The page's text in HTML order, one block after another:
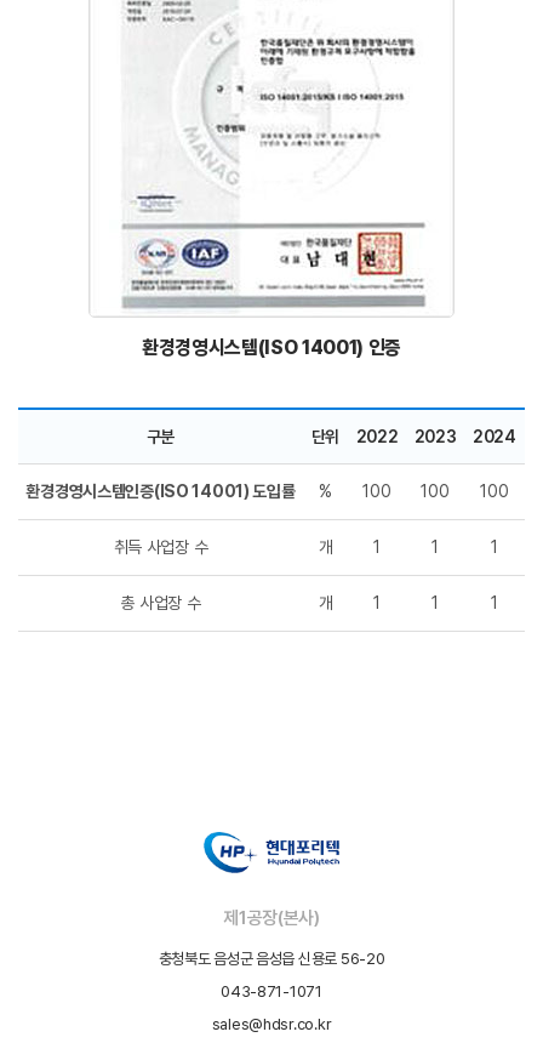
환경경영시스템(ISO 14001) 인증
구분 단위 2022 2023 2024
환경경영시스템인증(ISO 14001) 도입률 % 100 100 100
취득 사업장 수 개 1 1 1
총 사업장 수 개 1 1 1
제1공장(본사)
충청북도 음성군 음성읍 신용로 56-20
043-871-1071
sales@hdsr.co.kr